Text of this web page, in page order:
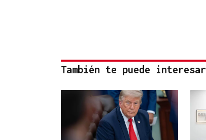
También te puede interesar